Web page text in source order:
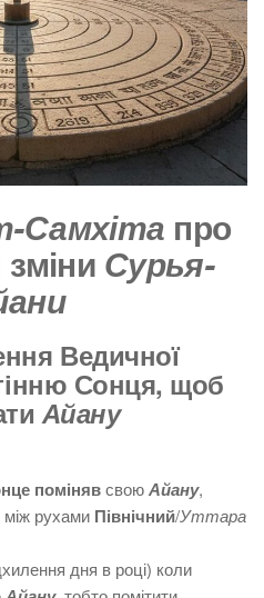
Самхіта про
Сурья-
Ведичної
Сонця, щоб
Айану
помінявсвоюАйану,
між рухами Північний/Уттара
дня в році) коли